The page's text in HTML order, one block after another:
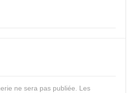
ne sera pas publiée.
Les